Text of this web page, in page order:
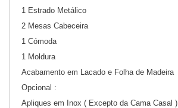
1 Estrado Metálico
2 Mesas Cabeceira
1 Cómoda
1 Moldura
Acabamento em Lacado e Folha de Madeira
Opcional :
Apliques em Inox ( Excepto da Cama Casal )